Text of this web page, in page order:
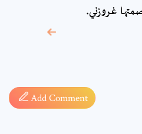
غروزني.
Add Comment